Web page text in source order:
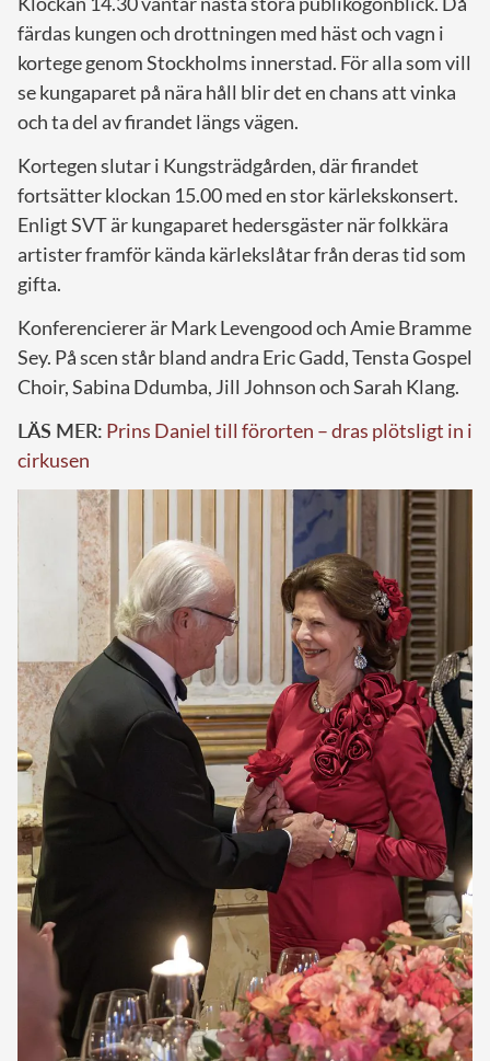
färdas kungen och drottningen med häst och vagn i
kortege genom Stockholms innerstad. För alla som vill
se kungaparet på nära håll blir det en chans att vinka
och ta del av firandet längs vägen.
Kortegen slutar i Kungsträdgården, där firandet
fortsätter klockan 15.00 med en stor kärlekskonsert.
Enligt SVT är kungaparet hedersgäster när folkkära
artister framför kända kärlekslåtar från deras tid som
gifta.
Konferencierer är Mark Levengood och Amie Bramme
Sey. På scen står bland andra Eric Gadd, Tensta Gospel
Choir, Sabina Ddumba, Jill Johnson och Sarah Klang.
LÄS MER: Prins Daniel till förorten – dras plötsligt in i
cirkusen